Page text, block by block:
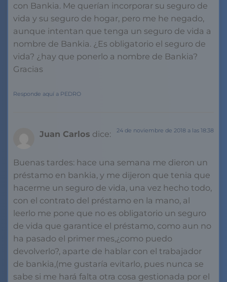
con Bankia. Me querían incorporar su seguro de
vida y su seguro de hogar, pero me he negado,
aunque intentan que tenga un seguro de vida a
nombre de Bankia. ¿Es obligatorio el seguro de
vida? ¿hay que ponerlo a nombre de Bankia?
Gracias
Responde aquí a PEDRO
Juan Carlos dice: 24 de noviembre de 2018 a las 18:38
Buenas tardes: hace una semana me dieron un
préstamo en bankia, y me dijeron que tenia que
hacerme un seguro de vida, una vez hecho todo,
con el contrato del préstamo en la mano, al
leerlo me pone que no es obligatorio un seguro
de vida que garantice el préstamo, como aun no
ha pasado el primer mes,¿como puedo
devolverlo?, aparte de hablar con el trabajador
de bankia,(me gustaría evitarlo, pues nunca se
sabe si me hará falta otra cosa gestionada por el